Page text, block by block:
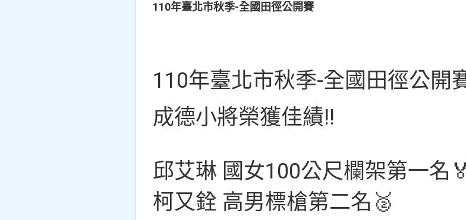
110年臺北市秋季-全國田徑公開賽
110年臺北市秋季-全國田徑公開
成德小將榮獲佳績!!
邱艾琳 國女100公尺欄架第一名🏅️
柯又銓 高男標槍第二名🥈